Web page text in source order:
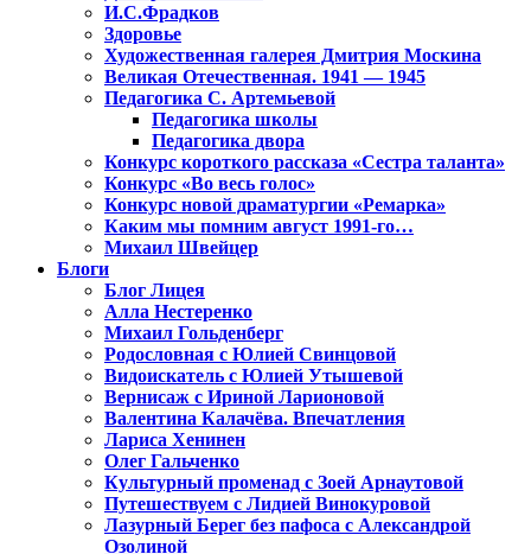
И.С.Фрадков
Здоровье
Художественная галерея Дмитрия Москина
Великая Отечественная. 1941 — 1945
Педагогика С. Артемьевой
Педагогика школы
Педагогика двора
Конкурс короткого рассказа «Сестра таланта»
Конкурс «Во весь голос»
Конкурс новой драматургии «Ремарка»
Каким мы помним август 1991-го…
Михаил Швейцер
Блоги
Блог Лицея
Алла Нестеренко
Михаил Гольденберг
Родословная с Юлией Свинцовой
Видоискатель с Юлией Утышевой
Вернисаж с Ириной Ларионовой
Валентина Калачёва. Впечатления
Лариса Хенинен
Олег Гальченко
Культурный променад с Зоей Арнаутовой
Путешествуем с Лидией Винокуровой
Лазурный Берег без пафоса с Александрой
Озолиной